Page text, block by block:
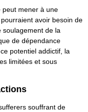
peut mener à une
avoir besoin de
soulagement de la
de dépendance
potentiel addictif, la
limitées et sous
souffrant de